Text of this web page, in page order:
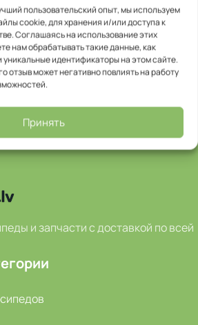
пользовательский опыт, мы используем
cookie, для хранения и/или доступа к
Соглашаясь на использование этих
нам обрабатывать такие данные, как
идентификаторы на этом сайте.
отзыв может негативно повлиять на работу
Принять
и запчасти с доставкой по всей